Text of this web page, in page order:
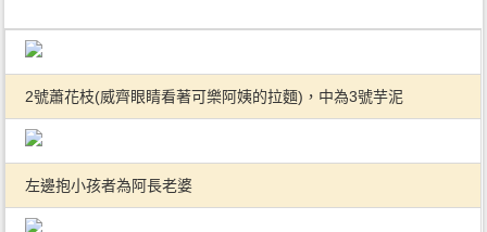
2號蕭花枝(威齊眼睛看著可樂阿姨的拉麵)，中為3號芋泥
左邊抱小孩者為阿長老婆